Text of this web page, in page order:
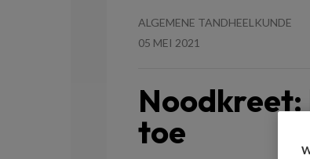
ALGEMENE TANDHEELKUNDE
05 MEI 2021
toe